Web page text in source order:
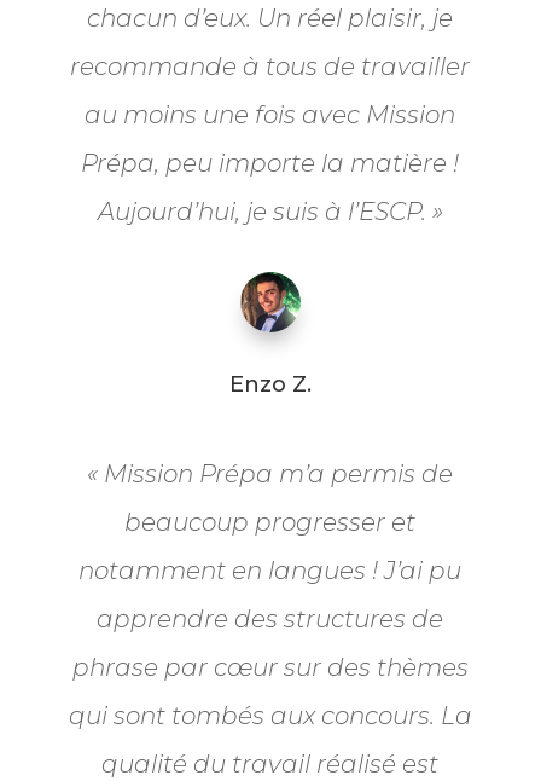
chacun d’eux. Un réel plaisir, je
recommande à tous de travailler
au moins une fois avec Mission
Prépa, peu importe la matière !
Aujourd’hui, je suis à l’ESCP. »
Enzo Z.
« Mission Prépa m’a permis de
beaucoup progresser et
notamment en langues ! J’ai pu
apprendre des structures de
phrase par cœur sur des thèmes
qui sont tombés aux concours. La
qualité du travail réalisé est